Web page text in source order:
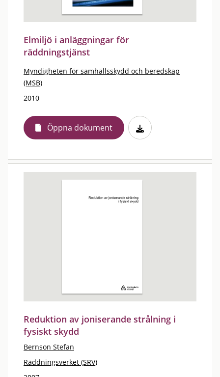
Elmiljö i anläggningar för
räddningstjänst
Myndigheten för samhällsskydd och beredskap
(MSB)
2010
Öppna dokument
Reduktion av joniserande strålning i
fysiskt skydd
Bernson Stefan
Räddningsverket (SRV)